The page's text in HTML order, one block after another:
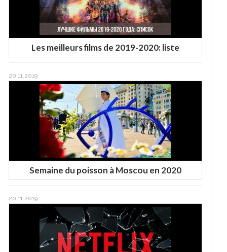
Les meilleurs films de 2019-2020: liste
20.11.2019
Semaine du poisson à Moscou en 2020
20.11.2019